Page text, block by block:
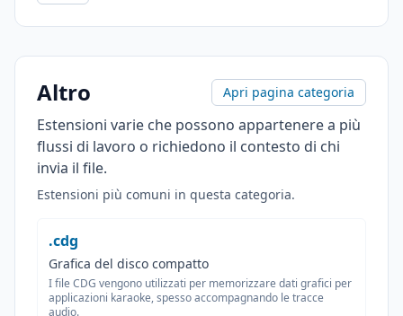
Altro Apri pagina categoria
Estensioni varie che possono appartenere a più
flussi di lavoro o richiedono il contesto di chi
invia il file.
Estensioni più comuni in questa categoria.
.cdg
Grafica del disco compatto
I file CDG vengono utilizzati per memorizzare dati grafici per
applicazioni karaoke, spesso accompagnando le tracce
audio.